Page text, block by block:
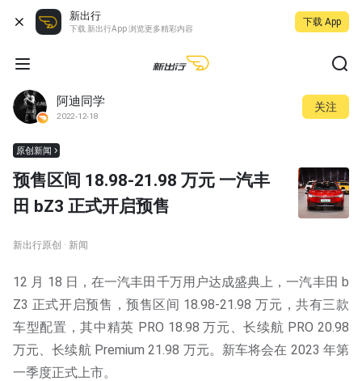
新出行
下载 新出行App 浏览更多精彩内容
下载 App
阿迪同学
2022-12-18
关注
原创新闻
预售区间 18.98-21.98 万元 一汽丰
田 bZ3 正式开启预售
新出行原创 · 新闻
12 月 18 日，在一汽丰田千万用户达成盛典上，一汽丰田 b
Z3 正式开启预售，预售区间 18.98-21.98 万元，共有三款
车型配置，其中精英 PRO 18.98 万元、长续航 PRO 20.98
万元、长续航 Premium 21.98 万元。新车将会在 2023 年第
一季度正式上市。